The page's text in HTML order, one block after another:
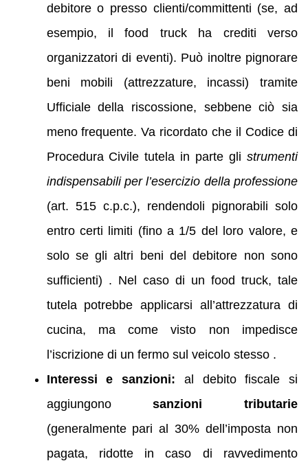
debitore o presso clienti/committenti (se, ad
esempio, il food truck ha crediti verso
organizzatori di eventi). Può inoltre pignorare
beni mobili (attrezzature, incassi) tramite
Ufficiale della riscossione, sebbene ciò sia
meno frequente. Va ricordato che il Codice di
Procedura Civile tutela in parte gli strumenti
indispensabili per l’esercizio della professione
(art. 515 c.p.c.), rendendoli pignorabili solo
entro certi limiti (fino a 1/5 del loro valore, e
solo se gli altri beni del debitore non sono
sufficienti) . Nel caso di un food truck, tale
tutela potrebbe applicarsi all’attrezzatura di
cucina, ma come visto non impedisce
l’iscrizione di un fermo sul veicolo stesso .
Interessi e sanzioni: al debito fiscale si
aggiungonosanzioni tributarie
(generalmente pari al 30% dell’imposta non
pagata, ridotte in caso di ravvedimento